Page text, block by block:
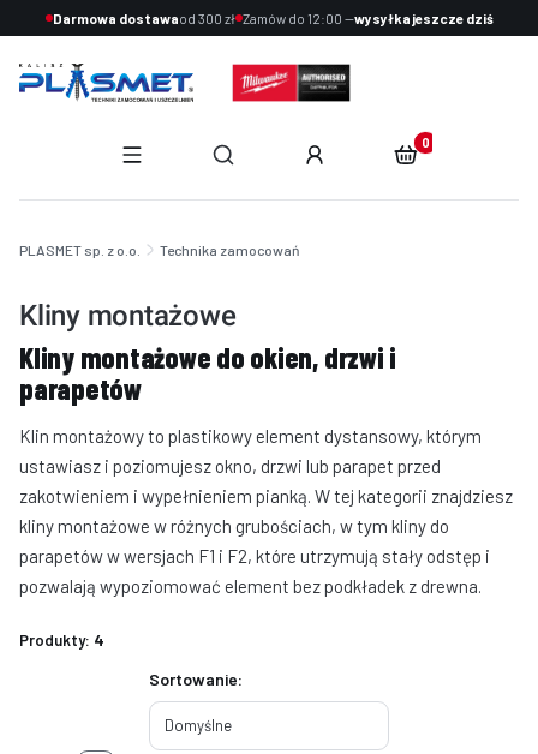
Darmowa dostawaod 300 zł Zamów do 12:00 —wysyłka jeszcze dziś
Otwórz wyszukiwarkę
Produkty w
PLASMET sp. z o.o. Technika zamocowań
Kliny montażowe
Kliny montażowe do okien, drzwi i
parapetów
Klin montażowy to plastikowy element dystansowy, którym
ustawiasz i poziomujesz okno, drzwi lub parapet przed
zakotwieniem i wypełnieniem pianką. W tej kategorii znajdziesz
kliny montażowe w różnych grubościach, w tym kliny do
parapetów w wersjach F1 i F2, które utrzymują stały odstęp i
pozwalają wypoziomować element bez podkładek z drewna.
Produkty: 4
Lista produktówSortowanie:
Domyślne